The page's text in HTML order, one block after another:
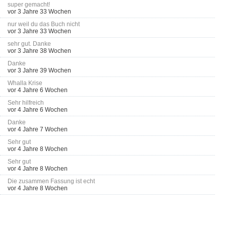
super gemacht!
vor 3 Jahre 33 Wochen
nur weil du das Buch nicht
vor 3 Jahre 33 Wochen
sehr gut. Danke
vor 3 Jahre 38 Wochen
Danke
vor 3 Jahre 39 Wochen
Whalla Krise
vor 4 Jahre 6 Wochen
Sehr hilfreich
vor 4 Jahre 6 Wochen
Danke
vor 4 Jahre 7 Wochen
Sehr gut
vor 4 Jahre 8 Wochen
Sehr gut
vor 4 Jahre 8 Wochen
Die zusammen Fassung ist echt
vor 4 Jahre 8 Wochen